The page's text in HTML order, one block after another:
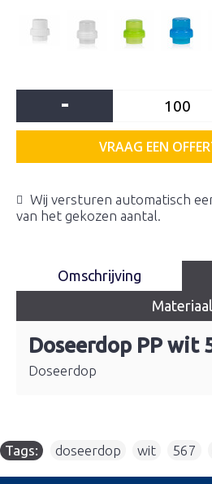
-
VRAAG EEN
Wij versturen automatisch
van het gekozen aantal.
Omschrijving
Materiaal
Doseerdop PP wit
Doseerdop
Tags: doseerdop wit 567